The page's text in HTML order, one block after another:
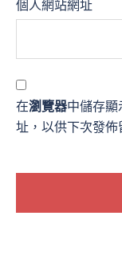
個人網站網址
在瀏覽器中儲存顯
址，以供下次發佈